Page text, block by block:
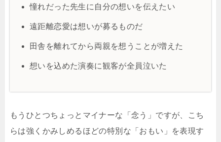
憧れだった先生に自分の想いを伝えたい
遠距離恋愛は想いが募るものだ
田舎を離れてから両親を想うことが増えた
想いを込めた演奏に観客が全員泣いた
もうひとつちょっとマイナーな「念う」ですが、こち
らは強くかみしめるほどの特別な「おもい」を表現す